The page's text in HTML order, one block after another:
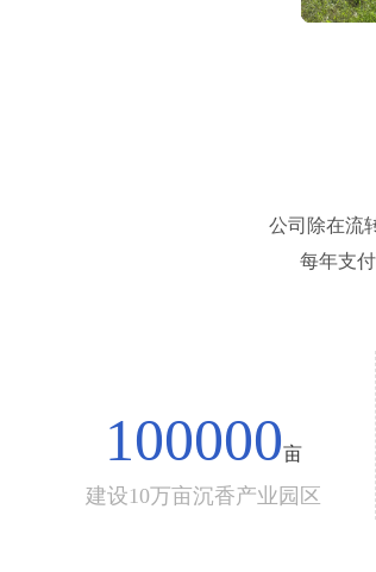
公司除在流
每年支
100000亩
建设10万亩沉香产业园区